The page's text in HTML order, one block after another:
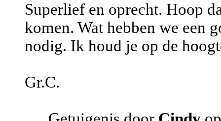
Superlief en oprecht. Hoop
komen. Wat hebben we een
nodig. Ik houd je op de
Gr.C.